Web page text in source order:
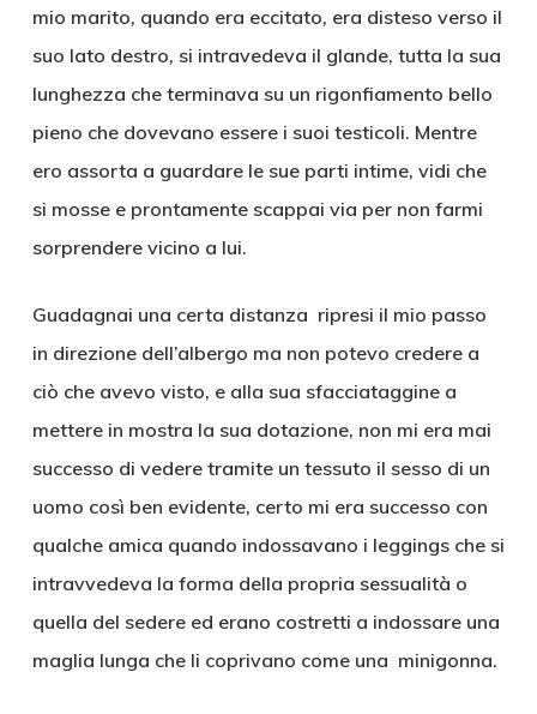
mio marito, quando era eccitato, era disteso verso il
suo lato destro, si intravedeva il glande, tutta la sua
lunghezza che terminava su un rigonfiamento bello
pieno che dovevano essere i suoi testicoli. Mentre
ero assorta a guardare le sue parti intime, vidi che
si mosse e prontamente scappai via per non farmi
sorprendere vicino a lui.
Guadagnai una certa distanza ripresi il mio passo
in direzione dell’albergo ma non potevo credere a
ciò che avevo visto, e alla sua sfacciataggine a
mettere in mostra la sua dotazione, non mi era mai
successo di vedere tramite un tessuto il sesso di un
uomo così ben evidente, certo mi era successo con
qualche amica quando indossavano i leggings che si
intravvedeva la forma della propria sessualità o
quella del sedere ed erano costretti a indossare una
maglia lunga che li coprivano come una minigonna.